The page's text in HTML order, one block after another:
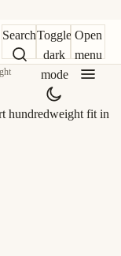
SearchToggle
dark
mode
Open
menu
hundredweight fit in